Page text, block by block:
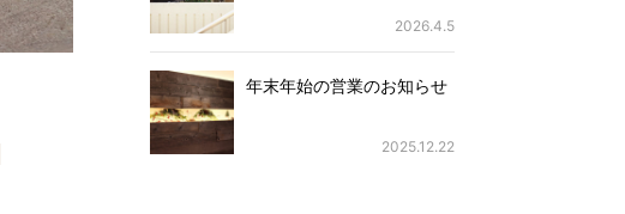
2026.4.5
年末年始の営業のお知らせ
2025.12.22